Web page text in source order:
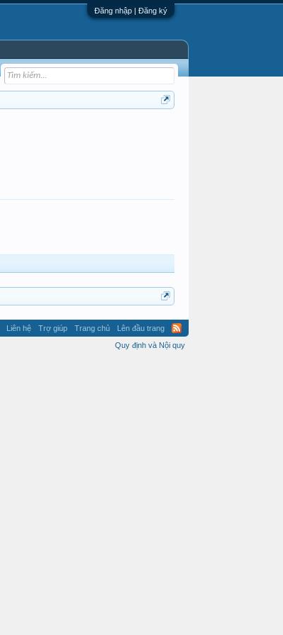
Đăng nhập | Đăng ký
Liên hệ Trợ giúp Trang chủ
Lên đầu trang
Quy định và Nội quy